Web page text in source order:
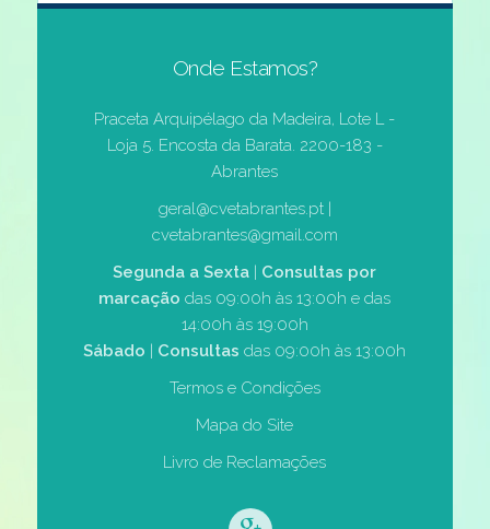
Onde Estamos?
Praceta Arquipélago da Madeira, Lote L -
Loja 5. Encosta da Barata. 2200-183 -
Abrantes
geral@cvetabrantes.pt |
cvetabrantes@gmail.com
Segunda a Sexta | Consultas por
marcação das 09:00h às 13:00h e das
14:00h às 19:00h
Sábado | Consultas das 09:00h às 13:00h
Termos e Condições
Mapa do Site
Livro de Reclamações